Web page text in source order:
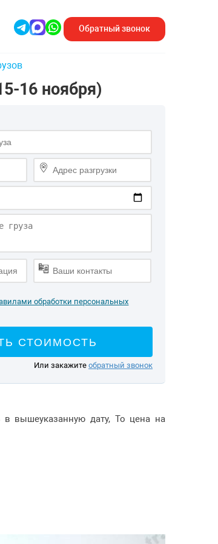
Обратныйзвонок
16 ноября)
обработки персональных
СТОИМОСТЬ
Или закажите обратный звонок
вышеуказанную дату, То цена на